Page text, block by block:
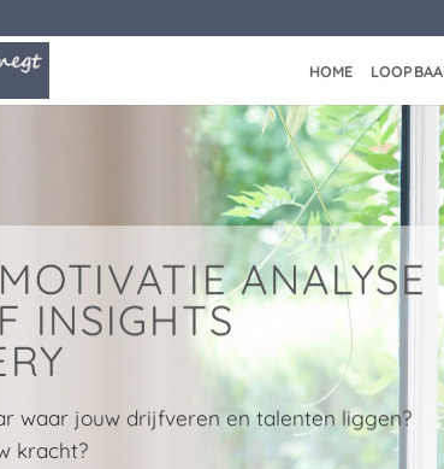
HOME
ANALYSE
INSIGHTS
waar jouw drijfveren en talenten liggen?
kracht?